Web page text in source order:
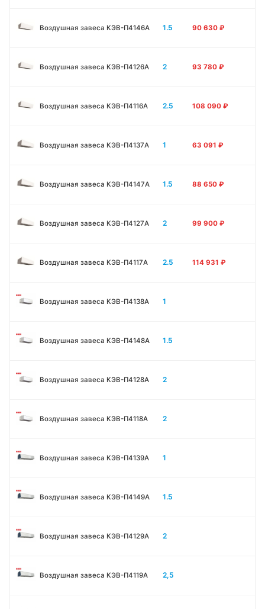
Воздушная завеса КЭВ-П4146A 1.5 90 630 ₽
Воздушная завеса КЭВ-П4126A 2 93 780 ₽
Воздушная завеса КЭВ-П4116A 2.5 108 090 ₽
Воздушная завеса КЭВ-П4137A 1 63 091 ₽
Воздушная завеса КЭВ-П4147A 1.5 88 650 ₽
Воздушная завеса КЭВ-П4127A 2 99 900 ₽
Воздушная завеса КЭВ-П4117A 2.5 114 931 ₽
Воздушная завеса КЭВ-П4138А 1
Воздушная завеса КЭВ-П4148А 1.5
Воздушная завеса КЭВ-П4128А 2
Воздушная завеса КЭВ-П4118А 2
Воздушная завеса КЭВ-П4139А 1
Воздушная завеса КЭВ-П4149А 1.5
Воздушная завеса КЭВ-П4129А 2
Воздушная завеса КЭВ-П4119А 2,5